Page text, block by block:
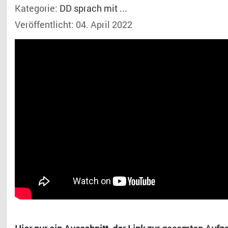
Kategorie: DD sprach mit ...
Veröffentlicht: 04. April 2022